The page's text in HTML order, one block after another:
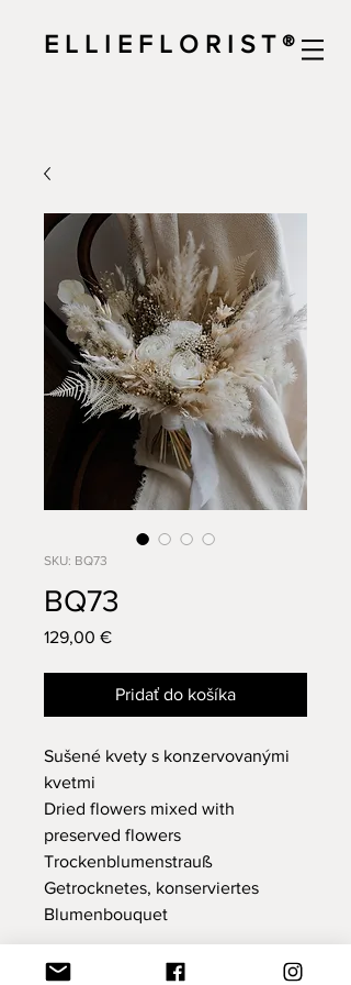
E L L I E F L O R I S T ®
SKU: BQ73
BQ73
129,00 €Price
Pridať do košíka
Sušené kvety s konzervovanými
kvetmi
Dried flowers mixed with
preserved flowers
Trockenblumenstrauß
Getrocknetes, konserviertes
Blumenbouquet